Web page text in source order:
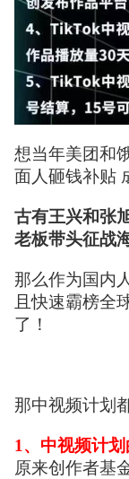
想当年美团和
面人砸钱补贴
古有王兴和张
老板带头征战
那么作为国内
且快速霸榜全
了！
那中视频计划
1、中视频计划
原来创作者基